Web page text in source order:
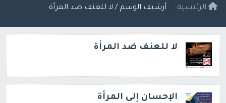
الرئيسية أرشيف الوسم / لا للعنف ضد المرأة
لا للعنف ضد المرأة
الإحسان إلى المرأة